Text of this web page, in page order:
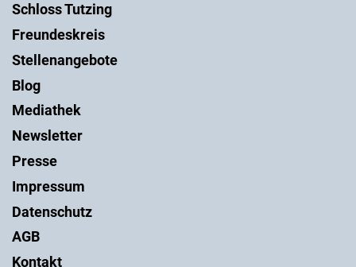
Schloss Tutzing
Freundeskreis
Stellenangebote
Blog
Mediathek
Newsletter
Presse
Impressum
Datenschutz
AGB
Kontakt